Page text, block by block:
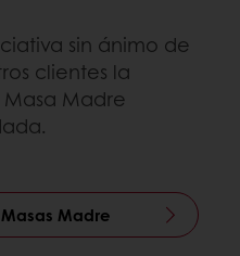
sin ánimo de
clientes la
Madre
Madre